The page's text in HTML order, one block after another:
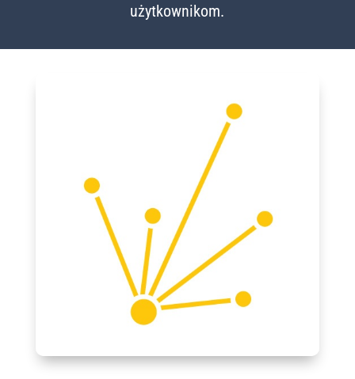
użytkownikom.